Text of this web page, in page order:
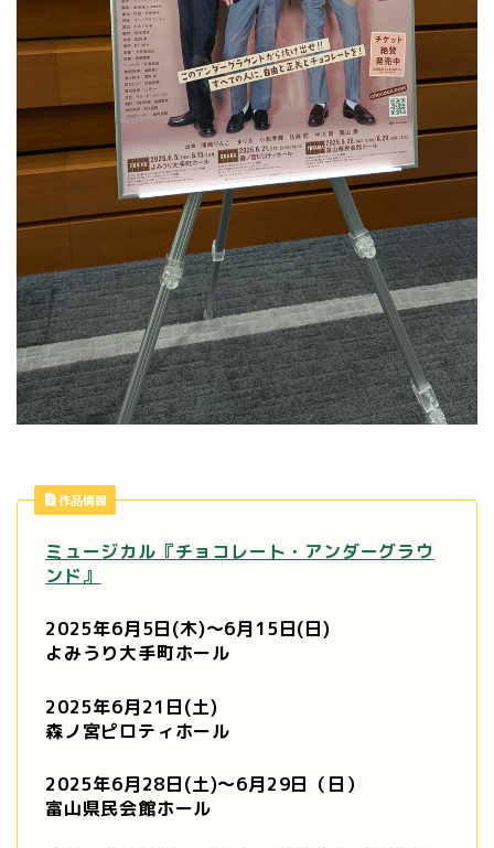
作品情報
ミュージカル『チョコレート・アンダーグラウ
ンド』
2025年6月5日(木)～6月15日(日)
よみうり大手町ホール
2025年6月21日(土)
森ノ宮ピロティホール
2025年6月28日(土)～6月29日（日）
富山県民会館ホール